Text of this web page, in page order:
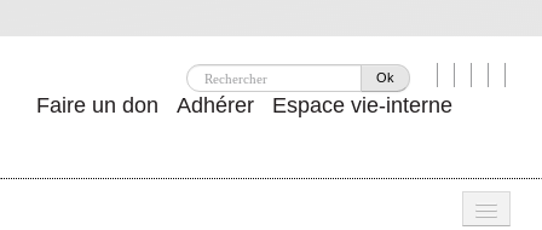
Ok
Faire un don Adhérer Espace vie-interne